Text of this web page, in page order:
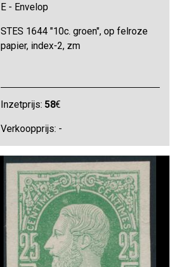
E - Envelop
STES 1644 "10c. groen", op felroze
papier, index-2, zm
Inzetprijs:58€
Verkoopprijs: -